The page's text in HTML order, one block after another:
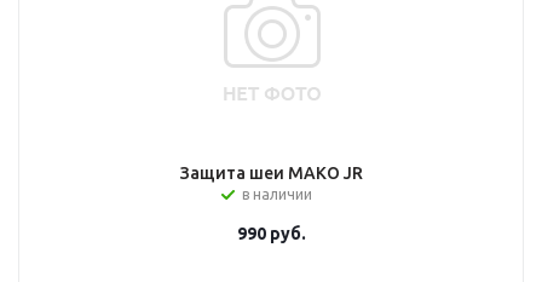
Защита шеи MAKO JR
в наличии
990 руб.